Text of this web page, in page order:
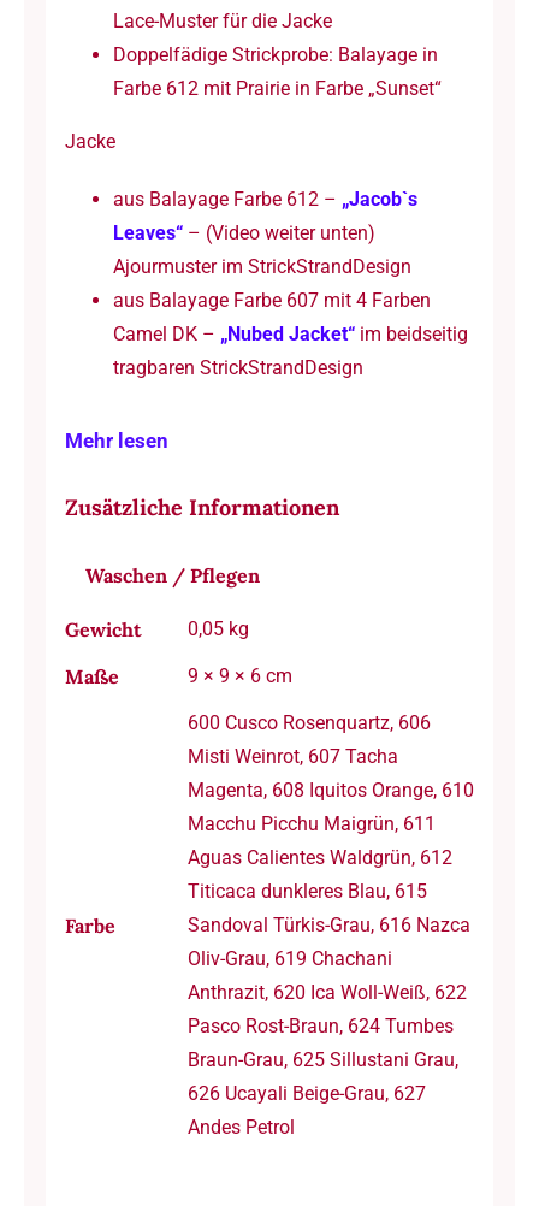
Lace-Muster für die Jacke
Doppelfädige Strickprobe: Balayage in
Farbe 612 mit Prairie in Farbe „Sunset“
Jacke
aus Balayage Farbe 612 – „Jacob`s
Leaves“ – (Video weiter unten)
Ajourmuster im StrickStrandDesign
aus Balayage Farbe 607 mit 4 Farben
Camel DK – „Nubed Jacket“im beidseitig
tragbaren StrickStrandDesign
Mehr lesen
Zusätzliche Informationen
Waschen / Pflegen
Gewicht 0,05 kg
Maße 9 × 9 × 6 cm
Farbe
600 Cusco Rosenquartz, 606
Misti Weinrot, 607 Tacha
Magenta, 608 Iquitos Orange, 610
Macchu Picchu Maigrün, 611
Aguas Calientes Waldgrün, 612
Titicaca dunkleres Blau, 615
Sandoval Türkis-Grau, 616 Nazca
Oliv-Grau, 619 Chachani
Anthrazit, 620 Ica Woll-Weiß, 622
Pasco Rost-Braun, 624 Tumbes
Braun-Grau, 625 Sillustani Grau,
626 Ucayali Beige-Grau, 627
Andes Petrol